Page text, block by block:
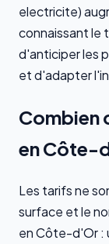
electricite)
connaissant le
d'anticiper les
et d'adapter
Combien
en Côte-
Les tarifs ne
surface et le
en Côte-d'Or :